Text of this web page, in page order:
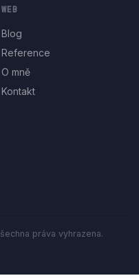
WEB
Blog
Reference
O mně
Kontakt
práva vyhrazena.